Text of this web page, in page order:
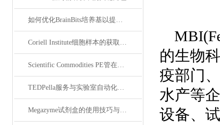
如何优化BrainBits培养基以提高实验效果？
Coriell Institute细胞样本的获取与应用指南
Scientific Commodities PE管在环保实验中的作用
TEDPella服务与实验室自动化设备的整合
Megazyme试剂盒的使用技巧与实验优化方法
的生物
疫部门
水产等
设备、